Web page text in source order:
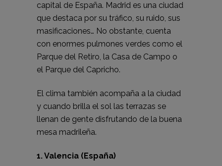
capital de España. Madrid es una ciudad
que destaca por su tráfico, su ruido, sus
masificaciones… No obstante, cuenta
con enormes pulmones verdes como el
Parque del Retiro, la Casa de Campo o
el Parque del Capricho.
El clima también acompaña a la ciudad
y cuando brilla el sol las terrazas se
llenan de gente disfrutando de la buena
mesa madrileña.
1. Valencia (España)